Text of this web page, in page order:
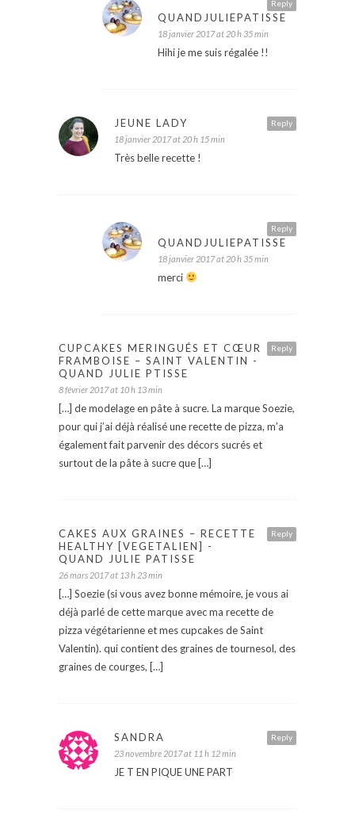
Reply
QUANDJULIEPATISSE
18 janvier 2017 at 20 h 35 min
Hihi je me suis régalée !!
Reply
JEUNE LADY
18 janvier 2017 at 20 h 15 min
Très belle recette !
Reply
QUANDJULIEPATISSE
18 janvier 2017 at 20 h 35 min
merci
Reply
CUPCAKES MERINGUÉS ET CŒUR
FRAMBOISE – SAINT VALENTIN -
QUAND JULIE PTISSE
8 février 2017 at 10 h 13 min
[…] de modelage en pâte à sucre. La marque Soezie,
pour qui j’ai déjà réalisé une recette de pizza, m’a
également fait parvenir des décors sucrés et
surtout de la pâte à sucre que […]
Reply
CAKES AUX GRAINES – RECETTE
HEALTHY [VEGETALIEN] -
QUAND JULIE PATISSE
26 mars 2017 at 13 h 23 min
[…] Soezie (si vous avez bonne mémoire, je vous ai
déjà parlé de cette marque avec ma recette de
pizza végétarienne et mes cupcakes de Saint
Valentin). qui contient des graines de tournesol, des
graines de courges, […]
Reply
SANDRA
23 novembre 2017 at 11 h 12 min
JE T EN PIQUE UNE PART